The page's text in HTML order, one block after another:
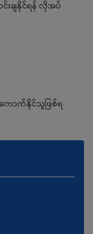
ချနိုင်ရန် လိုအပ်
ကောက်နိုင်သူဖြစ်ရ